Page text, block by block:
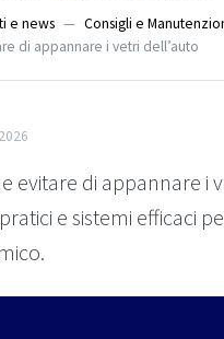
e news
Consigli e
di appannare i vetri dell’auto
evitare di appannare i
e sistemi efficaci